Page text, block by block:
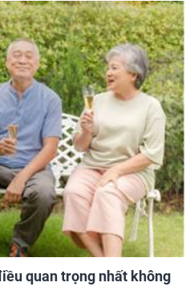
quan trọng nhất không